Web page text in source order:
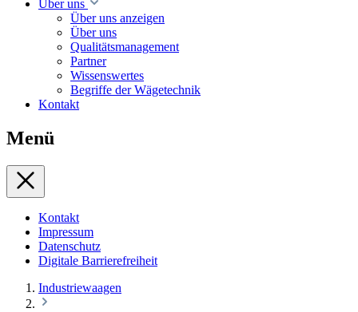
Über uns
Über uns anzeigen
Über uns
Qualitätsmanagement
Partner
Wissenswertes
Begriffe der Wägetechnik
Kontakt
Menü
Kontakt
Impressum
Datenschutz
Digitale Barrierefreiheit
Industriewaagen